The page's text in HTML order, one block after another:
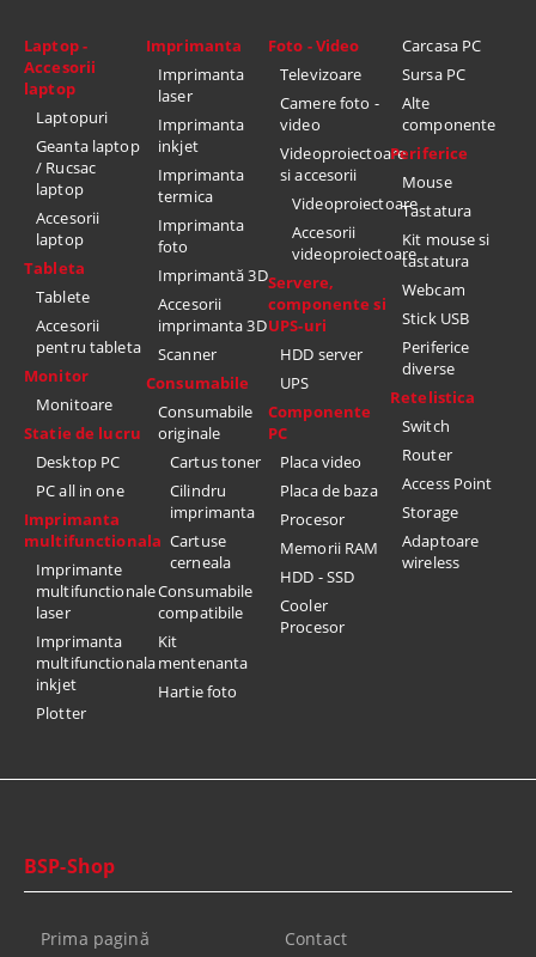
Laptop -
Accesorii
laptop
Laptopuri
Geanta laptop
/ Rucsac
laptop
Accesorii
laptop
Tableta
Tablete
Accesorii
pentru tableta
Monitor
Monitoare
Statie de lucru
Desktop PC
PC all in one
Imprimanta
multifunctionala
Imprimante
multifunctionale
laser
Imprimanta
multifunctionala
inkjet
Plotter
Imprimanta
Imprimanta
laser
Imprimanta
inkjet
Imprimanta
termica
Imprimanta
foto
Imprimantă 3D
Accesorii
imprimanta 3D
Scanner
Consumabile
Consumabile
originale
Cartus toner
Cilindru
imprimanta
Cartuse
cerneala
Consumabile
compatibile
Kit
mentenanta
Hartie foto
Foto - Video
Televizoare
Camere foto -
video
Videoproiectoare
si accesorii
Videoproiectoare
Accesorii
videoproiectoare
Servere,
componente si
UPS-uri
HDD server
UPS
Componente
PC
Placa video
Placa de baza
Procesor
Memorii RAM
HDD - SSD
Cooler
Procesor
Carcasa PC
Sursa PC
Alte
componente
Periferice
Mouse
Tastatura
Kit mouse si
tastatura
Webcam
Stick USB
Periferice
diverse
Retelistica
Switch
Router
Access Point
Storage
Adaptoare
wireless
BSP-Shop
Prima pagină
Contact